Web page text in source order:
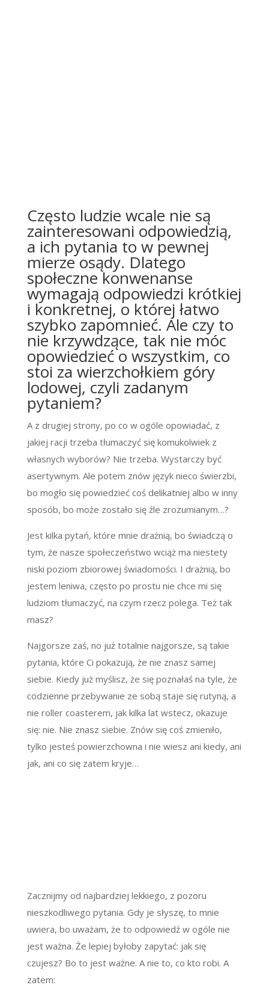
Często ludzie wcale nie są
zainteresowani odpowiedzią,
a ich pytania to w pewnej
mierze osądy. Dlatego
społeczne konwenanse
wymagają odpowiedzi krótkiej
i konkretnej, o której łatwo
szybko zapomnieć. Ale czy to
nie krzywdzące, tak nie móc
opowiedzieć o wszystkim, co
stoi za wierzchołkiem góry
lodowej, czyli zadanym
pytaniem?
A z drugiej strony, po co w ogóle opowiadać, z
jakiej racji trzeba tłumaczyć się komukolwiek z
własnych wyborów? Nie trzeba. Wystarczy być
asertywnym. Ale potem znów język nieco świerzbi,
bo mogło się powiedzieć coś delikatniej albo w inny
sposób, bo może zostało się źle zrozumianym…?
Jest kilka pytań, które mnie drażnią, bo świadczą o
tym, że nasze społeczeństwo wciąż ma niestety
niski poziom zbiorowej świadomości. I drażnią, bo
jestem leniwa, często po prostu nie chce mi się
ludziom tłumaczyć, na czym rzecz polega. Też tak
masz?
Najgorsze zaś, no już totalnie najgorsze, są takie
pytania, które Ci pokazują, że nie znasz samej
siebie. Kiedy już myślisz, że się poznałaś na tyle, że
codzienne przebywanie ze sobą staje się rutyną, a
nie roller coasterem, jak kilka lat wstecz, okazuje
się: nie. Nie znasz siebie. Znów się coś zmieniło,
tylko jesteś powierzchowna i nie wiesz ani kiedy, ani
jak, ani co się zatem kryje…
Zacznijmy od najbardziej lekkiego, z pozoru
nieszkodliwego pytania. Gdy je słyszę, to mnie
uwiera, bo uważam, że to odpowiedź w ogóle nie
jest ważna. Że lepiej byłoby zapytać: jak się
czujesz? Bo to jest ważne. A nie to, co kto robi. A
zatem: